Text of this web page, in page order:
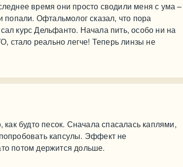
время они просто сводили меня с ума –
попали. Офтальмолог сказал, что пора
курс Дельфанто. Начала пить, особо ни на
стало реально легче! Теперь линзы не
будто песок. Сначала спасалась каплями,
капсулы. Эффект не
потом держится дольше.